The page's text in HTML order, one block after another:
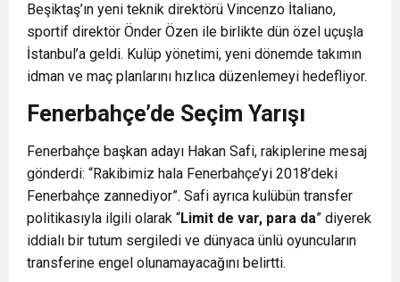
Beşiktaş’ın yeni teknik direktörü Vincenzo İtaliano,
sportif direktör Önder Özen ile birlikte dün özel uçuşla
İstanbul’a geldi. Kulüp yönetimi, yeni dönemde takımın
idman ve maç planlarını hızlıca düzenlemeyi hedefliyor.
Fenerbahçe’de Seçim Yarışı
Fenerbahçe başkan adayı Hakan Safi, rakiplerine mesaj
gönderdi: “Rakibimiz hala Fenerbahçe’yi 2018’deki
Fenerbahçe zannediyor”. Safi ayrıca kulübün transfer
politikasıyla ilgili olarak “Limit de var, para da” diyerek
iddialı bir tutum sergiledi ve dünyaca ünlü oyuncuların
transferine engel olunamayacağını belirtti.